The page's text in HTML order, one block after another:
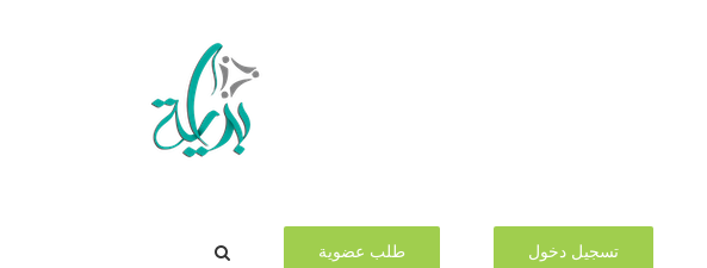
تسجيل دخول طلب عضوية